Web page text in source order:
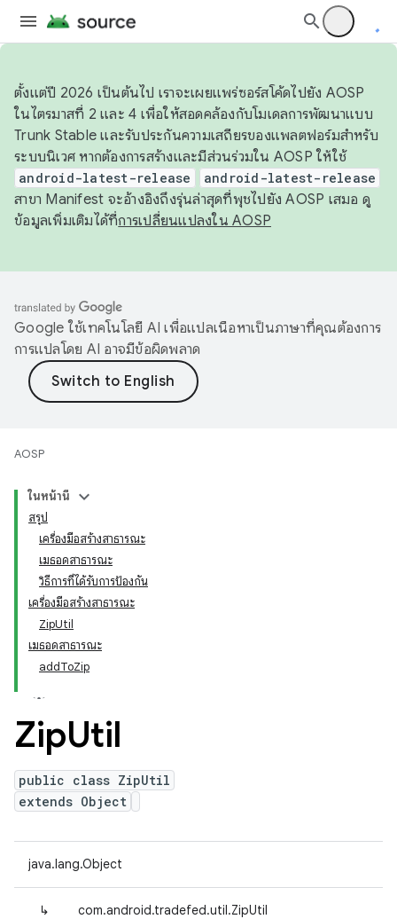
ตั้งแต่ปี 2026 เป็นต้นไป เราจะเผยแพร่ซอร์สโค้ดไปยัง AOSP
ในไตรมาสที่ 2 และ 4 เพื่อให้สอดคล้องกับโมเดลการพัฒนาแบบ
Trunk Stable และรับประกันความเสถียรของแพลตฟอร์มสำหรับ
ระบบนิเวศ หากต้องการสร้างและมีส่วนร่วมใน AOSP ให้ใช้
android-latest-release android-latest-release
สาขา Manifest จะอ้างอิงถึงรุ่นล่าสุดที่พุชไปยัง AOSP เสมอ ดู
ข้อมูลเพิ่มเติมได้ที่การเปลี่ยนแปลงใน AOSP
Google ใช้เทคโนโลยี AI เพื่อแปลเนื้อหาเป็นภาษาที่คุณต้องการ
การแปลโดย AI อาจมีข้อผิดพลาด
AOSP
ในหน้านี้
สรุป
เครื่องมือสร้างสาธารณะ
เมธอดสาธารณะ
วิธีการที่ได้รับการป้องกัน
เครื่องมือสร้างสาธารณะ
ZipUtil
เมธอดสาธารณะ
addToZip
ZipUtil
public class ZipUtil
extends Object
java.lang.Object
↳ com.android.tradefed.util.ZipUtil